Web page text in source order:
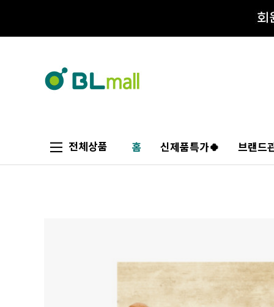
전체상품 홈 신제품특가🍀 브랜드